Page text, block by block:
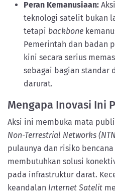
Peran Kemanusiaan:
teknologi satelit bukan
tetapi backbone
Pemerintah dan badan
kini secara serius
sebagai bagian standar
darurat.
Mengapa Inovasi Ini
Aksi ini membuka mata
Non-Terrestrial Networks
pulaunya dan risiko
membutuhkan solusi
pada infrastruktur darat.
keandalan Internet Satelit